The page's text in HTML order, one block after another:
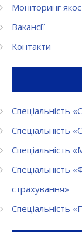
Моніторинг
Вакансії
Контакти
Спеціальність
Спеціальність
Спеціальність
Спеціальність
страхування»
Спеціальність